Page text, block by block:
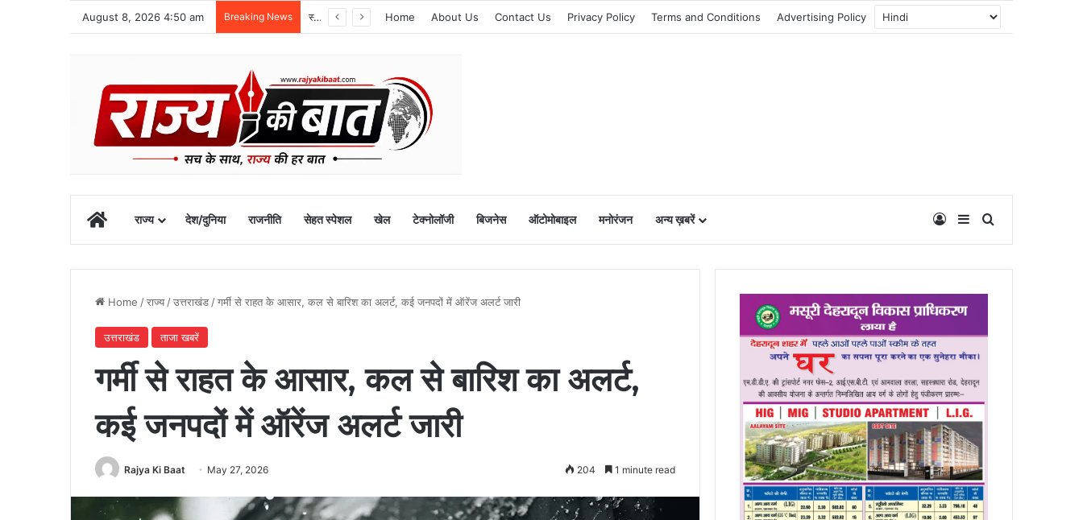
August 8, 2026 4:50 am Breaking News 1 सितंबर से शुरू होगा खेल महाकुंभ-2026, चार चरणों में होंगी प्रतियोगिताएं Home About Us Contact Us Privacy Policy Terms and Conditions Advertising Policy
Homeराज्य देश/दुनिया राजनीति सेहत स्पेशल खेल टेक्नोलॉजी बिजनेस ऑटोमोबाइल मनोरंजन अन्य ख़बरें Log InSidebar
Home /राज्य /उत्तराखंड /गर्मी से राहत के आसार, कल से बारिश का अलर्ट, कई जनपदों में ऑरेंज अलर्ट जारी
उत्तराखंड ताजा खबरें
गर्मी से राहत के आसार, कल से बारिश का अलर्ट,
कई जनपदों में ऑरेंज अलर्ट जारी
Rajya Ki Baat May 27, 2026 204 1 minute read